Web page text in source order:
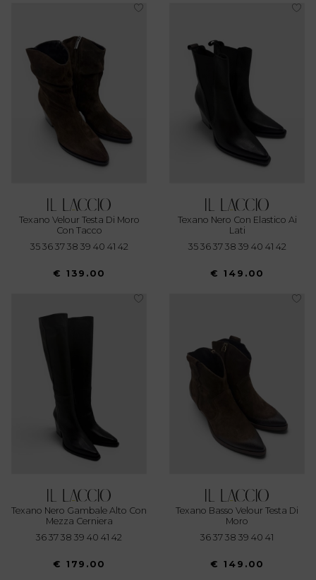
Texano Velour Testa Di Moro
Con Tacco
35 36 37 38 39 40 41 42
€ 139.00
Texano Nero Con Elastico Ai
Lati
35 36 37 38 39 40 41 42
€ 149.00
Texano Nero Gambale Alto Con
Mezza Cerniera
36 37 38 39 40 41 42
€ 179.00
Texano Basso Velour Testa Di
Moro
36 37 38 39 40 41
€ 149.00